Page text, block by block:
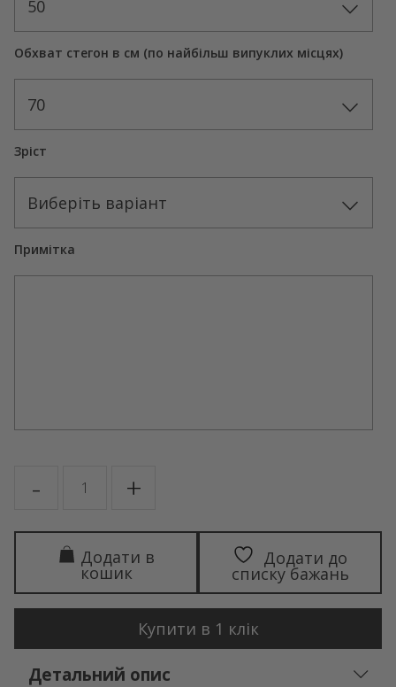
50
Обхват стегон в см (по найбільш випуклих місцях)
70
Зріст
Виберіть варіант
Примітка
- кількість +
кошик
Додати до
списку бажань
Купити в 1 клік
Детальний опис